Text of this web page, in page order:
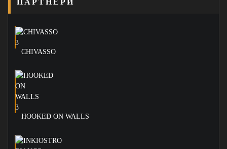
ПАРТНЕРИ
CHIVASSO
HOOKED ON WALLS